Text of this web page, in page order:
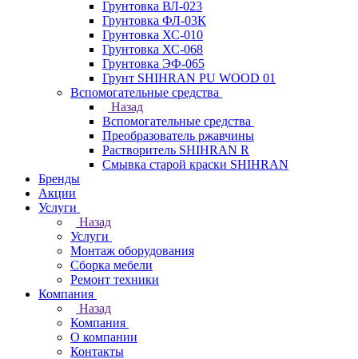
Грунтовка ВЛ-023
Грунтовка ФЛ-03К
Грунтовка ХС-010
Грунтовка ХС-068
Грунтовка ЭФ-065
Грунт SHIHRAN PU WOOD 01
Вспомогательные средства
Назад
Вспомогательные средства
Преобразователь ржавчины
Растворитель SHIHRAN R
Смывка старой краски SHIHRAN
Бренды
Акции
Услуги
Назад
Услуги
Монтаж оборудования
Сборка мебели
Ремонт техники
Компания
Назад
Компания
О компании
Контакты